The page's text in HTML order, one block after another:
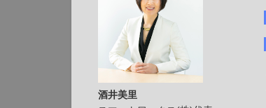
酒井美里